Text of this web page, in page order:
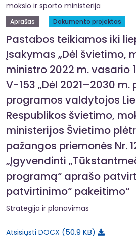
mokslo ir sporto ministerija
Aprašas Dokumento projektas
Pastabos teikiamos iki
Įsakymas „Dėl švietimo,
ministro 2022 m. vasario
V-153 „Dėl 2021–2030 m.
programos valdytojos
Respublikos švietimo,
ministerijos Švietimo
pažangos priemonės Nr.
„Įgyvendinti
programą“ aprašo
patvirtinimo“ pakeitimo“
Strategija ir planavimas
Atsisiųsti DOCX 50.9 KB